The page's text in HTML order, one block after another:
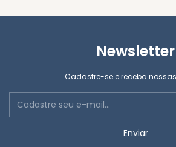
Newsletter
Cadastre-se e receba